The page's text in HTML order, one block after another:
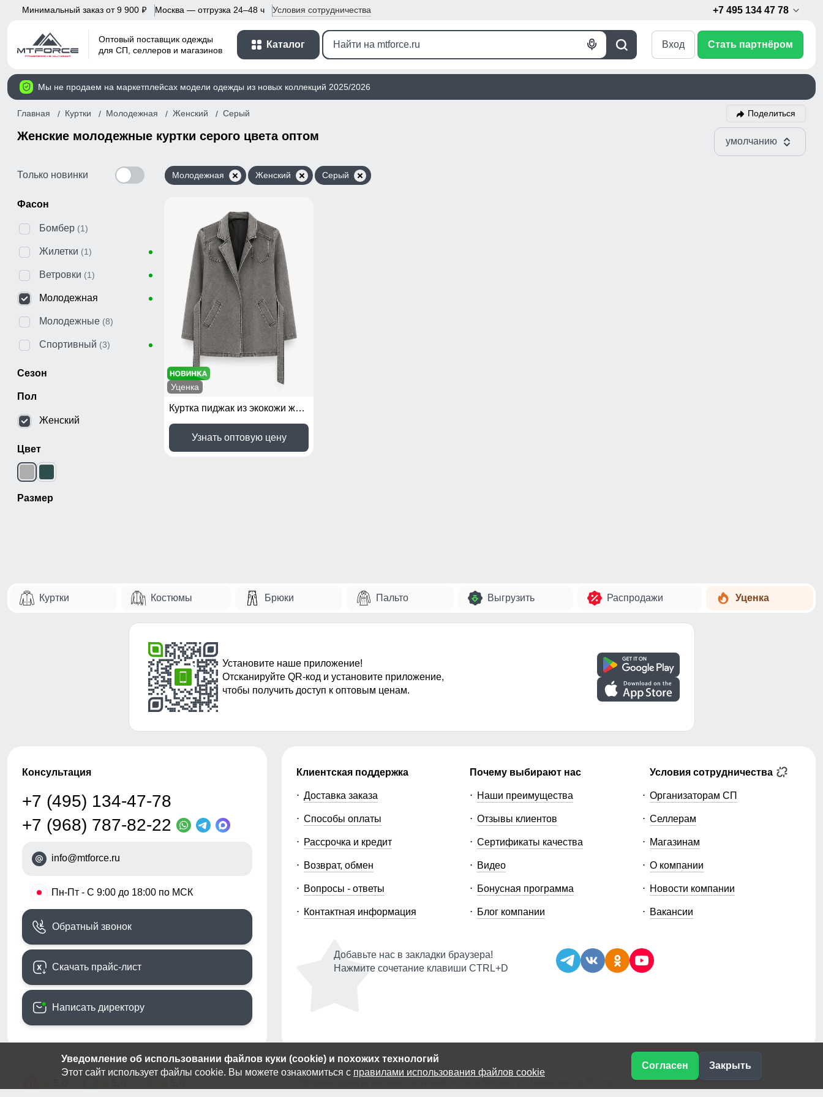
Уведомление об использовании файлов куки (cookie) и похожих технологий
Этот сайт использует файлы cookie. Вы можете ознакомиться с правилами использования файлов cookie
Согласен Закрыть
Минимальный заказ от 9 900 p Москва — отгрузка 24–48 ч Условия сотрудничества +7 495 134 47 78
Оптовый поставщик одежды
для СП, селлеров и магазинов
Каталог
Поиск
Голосовой
Вход Стать партнёром
Мы не продаем на маркетплейсах модели одежды из новых коллекций 2025/2026
Главная Куртки Молодежная Женский Серый Поделиться
Женские молодежные куртки серого цвета оптом умолчанию
Только новинки
Фасон
Бомбер (1)
Жилетки (1)
Ветровки (1)
Молодежная
Молодежные (8)
Спортивный (3)
Сезон
Пол
Женский
Цвет
Размер
Молодежная Женский Серый
Уценка
Куртка пиджак из экокожи женская УЦЕНКА серого цвета 0970Sr
Узнать оптовую цену
Куртки Костюмы Брюки Пальто Выгрузить Распродажи Уценка
Установите наше приложение!
Отсканируйте QR-код и установите приложение,
чтобы получить доступ к оптовым ценам.
Консультация
+7 (495) 134-47-78
+7 (968) 787-82-22
info@mtforce.ru
• Пн-Пт - С 9:00 до 18:00 по МСК
Обратный звонок
Скачать прайс-лист
Написать директору
Клиентская поддержка
Доставка заказа
Способы оплаты
Рассрочка и кредит
Возврат, обмен
Вопросы - ответы
Контактная информация
Почему выбирают нас
Наши преимущества
Отзывы клиентов
Сертификаты качества
Видео
Бонусная программа
Блог компании
Условия сотрудничества
Организаторам СП
Селлерам
Магазинам
О компании
Новости компании
Вакансии
Добавьте нас в закладки браузера!
Нажмите сочетание клавиши CTRL+D
© 2014-2026 ООО «МТФОРС ПЛЮС»